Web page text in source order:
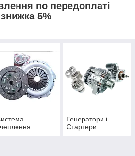
по передоплаті
знижка 5%
Генератори і
Стартери